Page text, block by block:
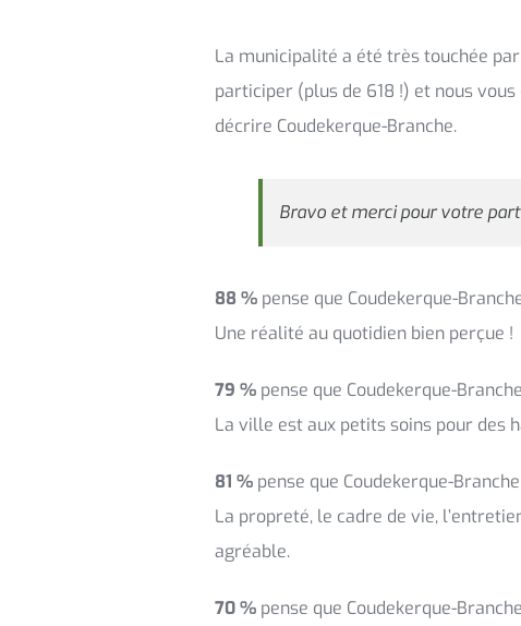
La municipalité a été très touchée
participer (plus de 618 !) et nous
décrire Coudekerque-Branche.
Bravo et merci pour votre
88 %pense que Coudekerque-
Une réalité au quotidien bien perçue !
79 %pense que Coudekerque-
La ville est aux petits soins pour des
81 %pense que Coudekerque-
La propreté, le cadre de vie,
agréable.
70 %pense que Coudekerque-